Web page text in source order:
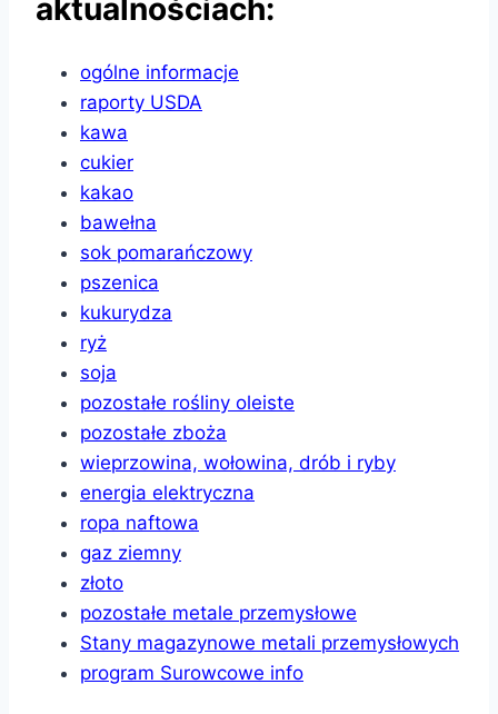
aktualnościach:
ogólne informacje
raporty USDA
kawa
cukier
kakao
bawełna
sok pomarańczowy
pszenica
kukurydza
ryż
soja
pozostałe rośliny oleiste
pozostałe zboża
wieprzowina, wołowina, drób i ryby
energia elektryczna
ropa naftowa
gaz ziemny
złoto
pozostałe metale przemysłowe
Stany magazynowe metali przemysłowych
program Surowcowe info